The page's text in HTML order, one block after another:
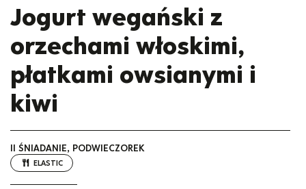
Jogurt wegański z
orzechami włoskimi,
płatkami owsianymi i
kiwi
II ŚNIADANIE, PODWIECZOREK
ELASTIC